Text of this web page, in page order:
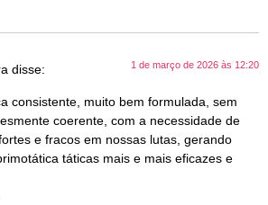
disse: 1 de março de 2026 às 12:20
consistente, muito bem formulada, sem
coerente, com a necessidade de
e fracos em nossas lutas, gerando
táticas mais e mais eficazes e